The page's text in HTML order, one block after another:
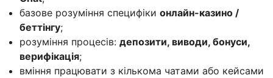
базове розуміння специфіки онлайн-казино /
беттінгу;
розуміння процесів: депозити, виводи, бонуси,
верифікація;
вміння працювати з кількома чатами або кейсами